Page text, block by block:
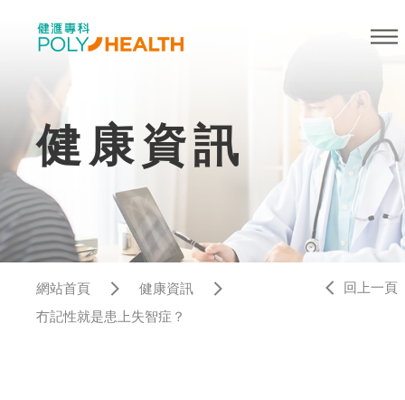
健康資訊
網站首頁
健康資訊
冇記性就是患上失智症？
回上一頁